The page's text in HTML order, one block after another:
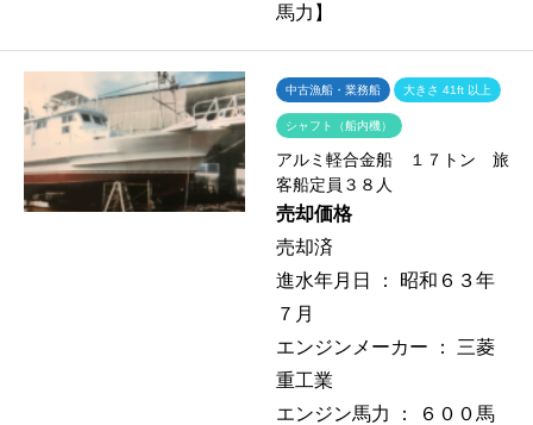
馬力】
中古漁船・業務船 大きさ 41ft 以上
シャフト（船内機）
アルミ軽合金船 １７トン 旅
客船定員３８人
売却価格
売却済
進水年月日 ： 昭和６３年
７月
エンジンメーカー ： 三菱
重工業
エンジン馬力 ：
６００馬